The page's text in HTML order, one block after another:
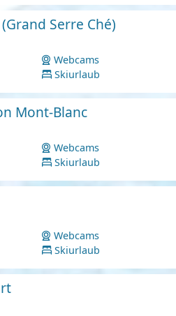
Serre Ché)
Webcams
Skiurlaub
Mont-Blanc
Webcams
Skiurlaub
Webcams
Skiurlaub